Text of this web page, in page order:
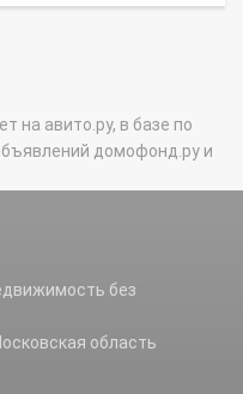
на авито.ру, в базе по
домофонд.ру и
без
область